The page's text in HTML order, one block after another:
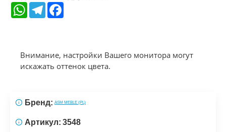
WhatsAppTelegram
Внимание, настройки Вашего монитора могут
искажать оттенок цвета.
Бренд: ASM MEBLE (PL)
Артикул: 3548